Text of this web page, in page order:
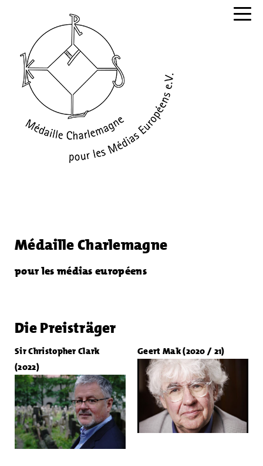
Médaille Charlemagne
pour les médias européens
Die Preisträger
Sir Christopher Clark
(2022)
Geert Mak (2020 / 21)